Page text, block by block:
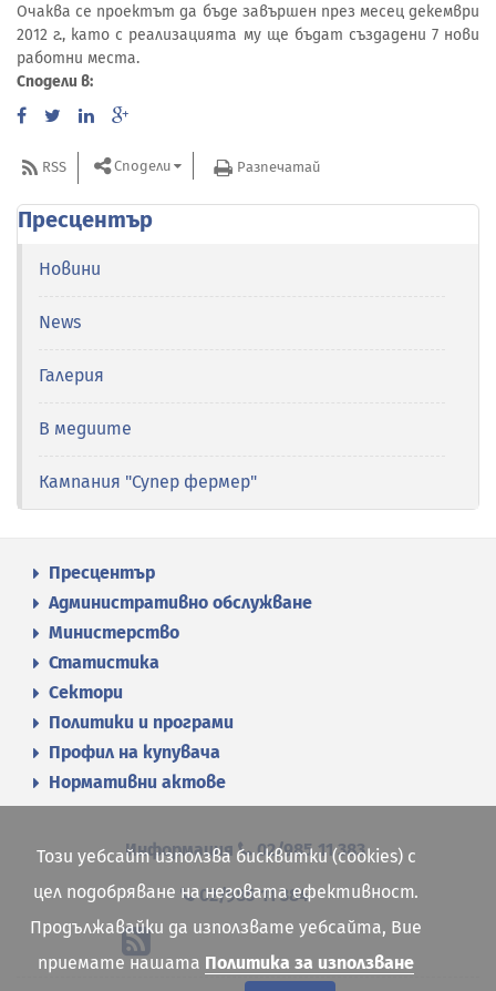
Очаква се проектът да бъде завършен през месец декември
2012 г., като с реализацията му ще бъдат създадени 7 нови
работни места.
Сподели в:
RSS Сподели Разпечатай
Пресцентър
Новини
News
Галерия
В медиите
Кампания "Супер фермер"
Пресцентър
Административно обслужване
Министерство
Статистика
Сектори
Политики и програми
Профил на купувача
Нормативни актове
Информация 02/985 11 383
02/985 11 384
Този уебсайт използва бисквитки (cookies) с
цел подобряване на неговата ефективност.
Продължавайки да използвате уебсайта, Вие
приемате нашата Политика за използване